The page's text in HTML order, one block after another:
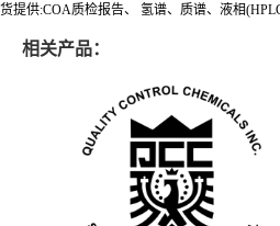
货提供:COA质检报告、 氢谱、质谱、液相
相关产品：